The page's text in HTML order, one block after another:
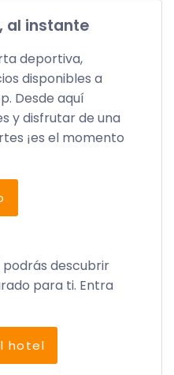
al instante
deportiva,
disponibles a
Desde aquí
y disfrutar de una
¡es el momento
podrás descubrir
para ti. Entra
hotel